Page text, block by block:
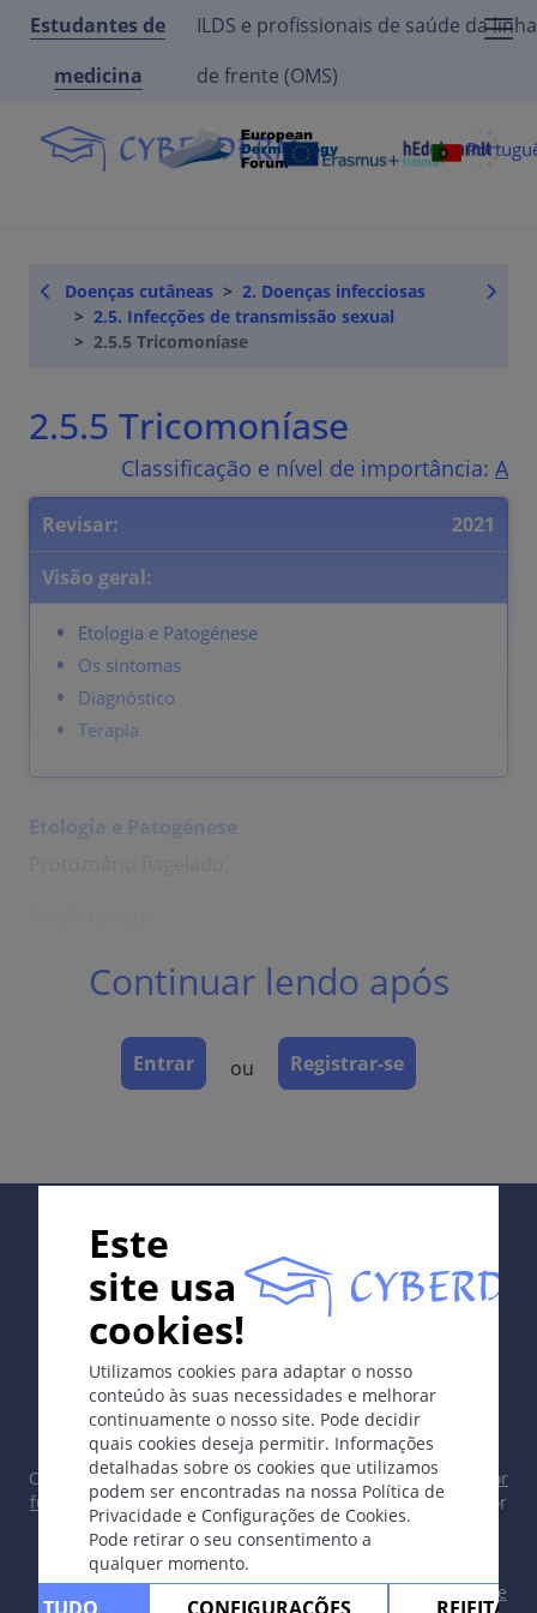
Estudantes de
medicina
ILDS e profissionais de saúde da linha
de frente (OMS)
Doenças cutâneas
2. Doenças infecciosas
2.5. Infecções de transmissão sexual
2.5.5 Tricomoníase
2.5.5 Tricomoníase
Classificação e nível de importância: A
Revisar:
2021
Visão geral:
Etologia e Patogénese
Os sintomas
Diagnóstico
Terapia
Etologia e Patogénese
Mulheres: secreção amarelo-esverdeada espumosa,
Homens: raramente afetados, uretrite, secreção,
Metronidazol 1x2000mg em dose única ou
2x500mg/d por 7 dias.
Notas pessoais
Diagnóstico Diferencial
Uretrite Inespecífica
Artigos de revisão
Continuar lendo após
Entrar ou Registrar-se
Este
site usa
cookies!
Utilizamos cookies para adaptar o nosso
conteúdo às suas necessidades e melhorar
continuamente o nosso site. Pode decidir
quais cookies deseja permitir. Informações
detalhadas sobre os cookies que utilizamos
podem ser encontradas na nossa Política de
Privacidade e Configurações de Cookies.
Pode retirar o seu consentimento a
qualquer momento.
In collaboration with Erasmus+ hEduLearnIt editorial
group
Copyright © 2003-2026 CYBERDERM Grupo Editorial -
Editor
fundador Guenter Burg, M.D.- Conceito e Coordenação por
Vahid Djamei, Zurique
All rights reserved.
Contacto|Impreso|Apoiado por|Política de